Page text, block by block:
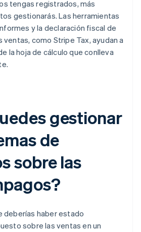
tengas registrados, más
gestionarás. Las herramientas
y la declaración fiscal de
como Stripe Tax, ayudan a
la hoja de cálculo que conlleva
gestionar
de
sobre las
deberías haber estado
sobre las ventas en un